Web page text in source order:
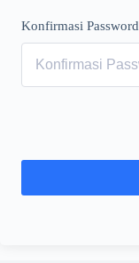
Konfirmasi Password